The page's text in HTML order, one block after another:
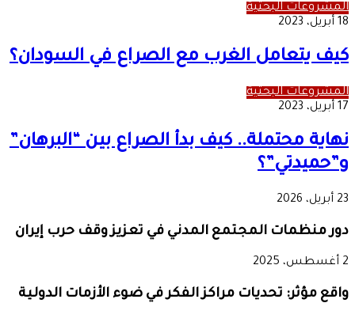
المشروعات البحثية
18 أبريل، 2023
كيف يتعامل الغرب مع الصراع في السودان؟
المشروعات البحثية
17 أبريل، 2023
نهاية محتملة.. كيف بدأ الصراع بين “البرهان”
و”حميدتي”؟
23 أبريل، 2026
دور منظمات المجتمع المدني في تعزيز وقف حرب إيران
2 أغسطس، 2025
واقع مؤثر: تحديات مراكز الفكر في ضوء الأزمات الدولية